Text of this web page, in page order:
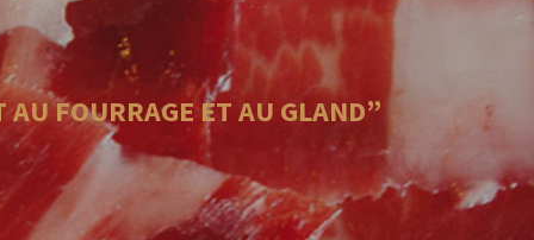
FOURRAGE ET AU GLAND”